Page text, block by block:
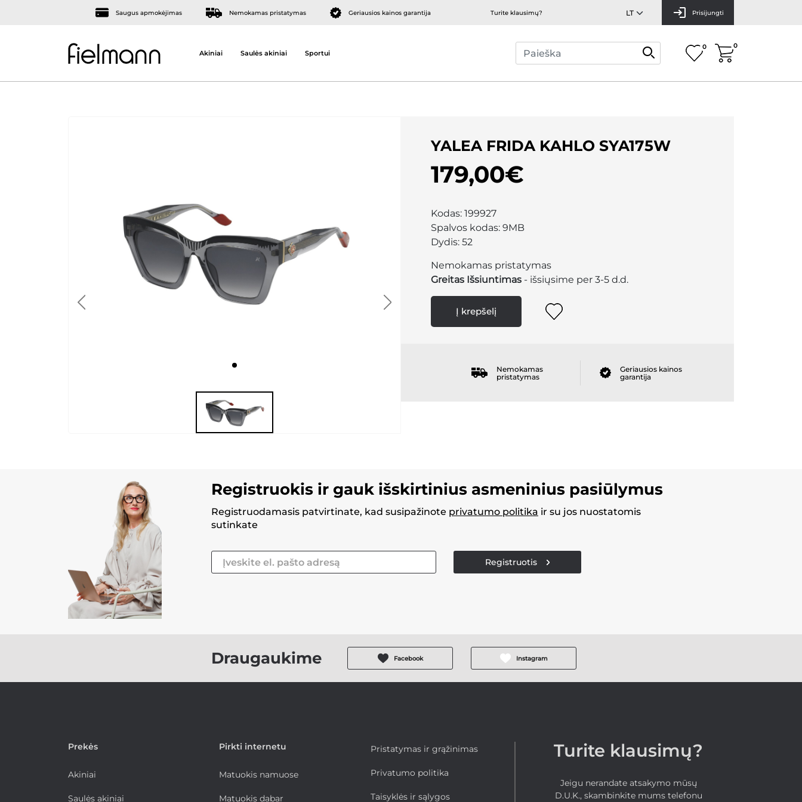
Saugus apmokėjimas Nemokamas pristatymas Geriausios kainos garantija Turite klausimų? Prisijungti
Akiniai Saulės akiniai Sportui
0 0
YALEA FRIDA KAHLO SYA175W
179,00€
Kodas: 199927
Spalvos kodas: 9MB
Dydis: 52
Nemokamas pristatymas
Greitas Išsiuntimas - išsiųsime per 3-5 d.d.
Į krepšelį
Nemokamas
pristatymas
Geriausios kainos
garantija
Registruokis ir gauk išskirtinius asmeninius pasiūlymus
Registruodamasis patvirtinate, kad susipažinote privatumo politika ir su jos nuostatomis
sutinkate
Registruotis
Draugaukime Facebook Instagram
Prekės
Akiniai
Saulės akiniai
Pirkti internetu
Matuokis namuose
Matuokis dabar
Pristatymas ir grąžinimas
Privatumo politika
Taisyklės ir sąlygos
Turite klausimų?
Jeigu nerandate atsakymo mūsų
D.U.K., skambinkite mums telefonu